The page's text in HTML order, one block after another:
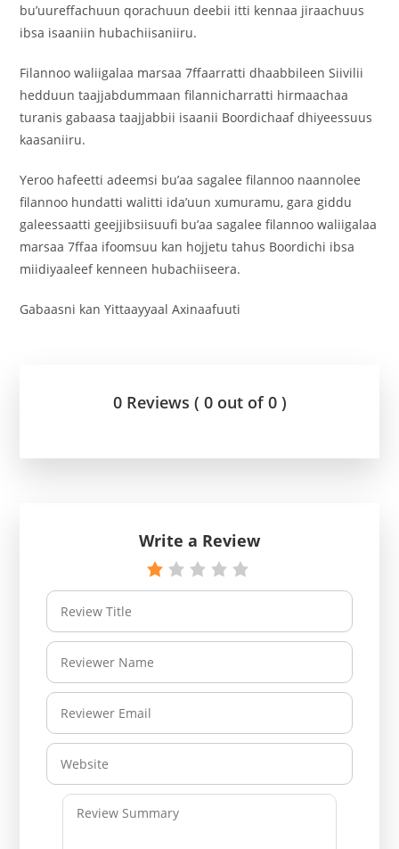
bu’uureffachuun qorachuun deebii itti kennaa jiraachuus
ibsa isaaniin hubachiisaniiru.
Filannoo waliigalaa marsaa 7ffaarratti dhaabbileen Siivilii
hedduun taajjabdummaan filannicharratti hirmaachaa
turanis gabaasa taajjabbii isaanii Boordichaaf dhiyeessuus
kaasaniiru.
Yeroo hafeetti adeemsi bu’aa sagalee filannoo naannolee
filannoo hundatti walitti ida’uun xumuramu, gara giddu
galeessaatti geejjibsiisuufi bu’aa sagalee filannoo waliigalaa
marsaa 7ffaa ifoomsuu kan hojjetu tahus Boordichi ibsa
miidiyaaleef kenneen hubachiiseera.
Gabaasni kan Yittaayyaal Axinaafuuti
0 Reviews ( 0 out of 0 )
Write a Review